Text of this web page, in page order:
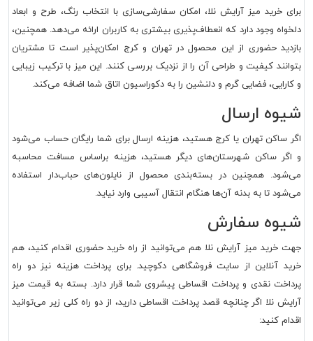
برای خرید میز آرایش نلا، امکان سفارشی‌سازی با انتخاب رنگ، طرح و ابعاد
دلخواه وجود دارد که انعطاف‌پذیری بیشتری به کاربران ارائه می‌دهد. همچنین،
بازدید حضوری از این محصول در تهران و کرج امکان‌پذیر است تا مشتریان
بتوانند کیفیت و طراحی آن را از نزدیک بررسی کنند. این میز با ترکیب زیبایی
و کارایی، فضایی گرم و دلنشین را به دکوراسیون اتاق شما اضافه می‌کند.
شیوه ارسال
اگر ساکن تهران یا کرج هستید، هزینه ارسال برای شما رایگان حساب می‌شود
و اگر ساکن شهرستان‌های دیگر هستید، هزینه براساس مسافت محاسبه
می‌شود. همچنین در بسته‌بندی محصول از نایلون‌های حباب‌دار استفاده
می‌شود تا به بدنه آن‌ها هنگام انتقال آسیبی وارد نیاید.
شیوه سفارش
جهت خرید میز آرایش نلا هم می‌توانید از راه خرید حضوری اقدام کنید، هم
خرید آنلاین از سایت فروشگاهی دکوچید. برای پرداخت هزینه نیز دو راه
پرداخت نقدی و پرداخت اقساطی پیشروی شما قرار دارد. بسته به قیمت میز
آرایش نلا اگر چنانچه قصد پرداخت اقساطی دارید، از دو راه کلی زیر می‌توانید
اقدام کنید: